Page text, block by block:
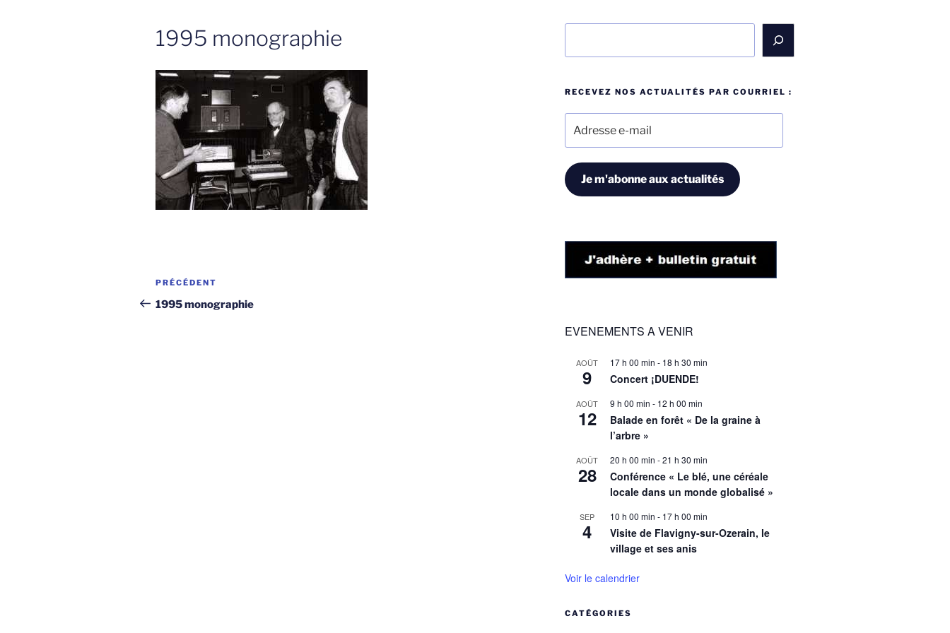
1995 monographie
Navigation
de
Article
précédent
PRÉCÉDENT
1995 monographie
RECEVEZ NOS ACTUALITÉS PAR COURRIEL :
mail
Je m'abonne aux actualités
EVENEMENTS A VENIR
AOÛT
9
17 h 00 min - 18 h 30 min
Concert ¡DUENDE!
AOÛT
12
9 h 00 min - 12 h 00 min
Balade en forêt « De la graine à
l’arbre »
AOÛT
28
20 h 00 min -21 h 30 min
Conférence « Le blé, une céréale
locale dans un monde globalisé »
SEP
4
10 h 00 min - 17 h 00 min
Visite de Flavigny-sur-Ozerain, le
village et ses anis
Voir le calendrier
CATÉGORIES